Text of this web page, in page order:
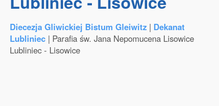
Diecezja Gliwickiej Bistum Gleiwitz | Dekanat
Lubliniec | Parafia św. Jana Nepomucena Lisowice
Lubliniec - Lisowice